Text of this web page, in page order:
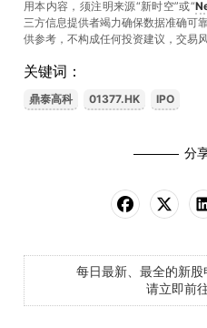
用本内容，须注明来源“新时空”或“
三方信息提供者竭力确保数据准确可
供参考，不构成任何投资建议，交易风
关键词：
鼎泰高科 01377.HK IPO
分
每日最新、最全的新股
请立即前